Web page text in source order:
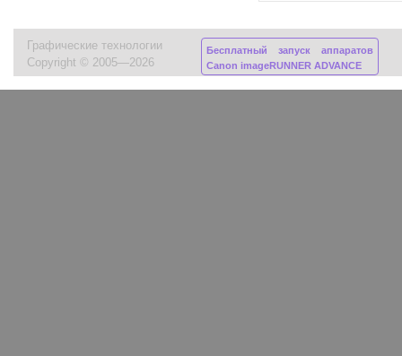
Графические технологии
Copyright © 2005—2026
Бесплатный запуск аппаратов
Canon imageRUNNER ADVANCE